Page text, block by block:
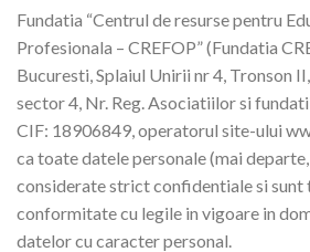
Fundatia “Centrul de resurse pentru
Profesionala – CREFOP” (Fundatia
Bucuresti, Splaiul Unirii nr 4, Tronson
sector 4, Nr. Reg. Asociatiilor si
CIF: 18906849, operatorul site-ului
ca toate datele personale (mai departe,
considerate strict confidentiale si sunt
conformitate cu legile in vigoare in
datelor cu caracter personal.